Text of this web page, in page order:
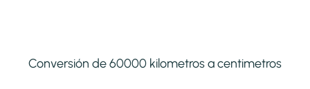
Conversión de 60000 kilometros a centimetros